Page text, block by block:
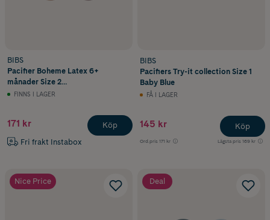
BIBS
Pacifier Boheme Latex 6+
månader Size 2
Ivory/Blush/Blossom/Dusky Lilac
FINNS I LAGER
171 kr
Fri frakt Instabox
Köp
BIBS
Pacifiers Try-it collection Size 1
Baby Blue
FÅ I LAGER
145 kr
Ord.pris 171 kr Lägsta pris 169 kr
Köp
Nice Price Deal